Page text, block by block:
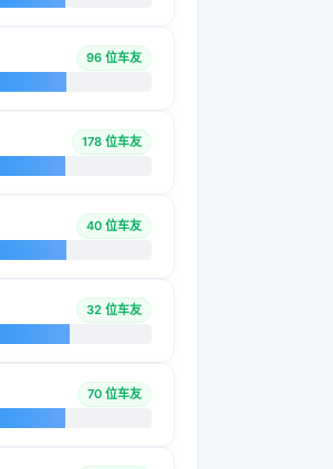
96 位车友
178 位车友
40 位车友
32 位车友
70 位车友